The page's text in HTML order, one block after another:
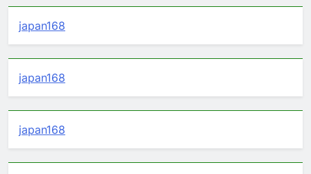
japan168
japan168
japan168